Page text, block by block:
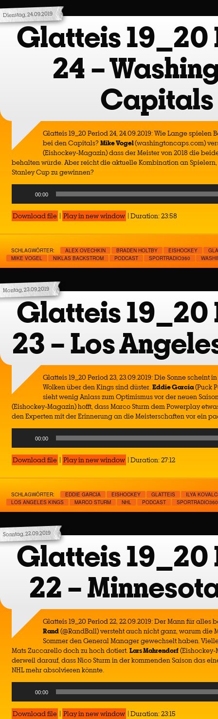
Dienstag, 24.09.2019
Glatteis 19_20
24 –
Capitals
Glatteis 19_20 Period 24, 24.09.2019: Wie Lange spielen
bei den Capitals? Mike Vogel(washingtoncaps.com)
(Eishockey-Magazin) dass der Meister von 2018 die
behalten würde. Aber reicht die aktuelle Kombination an
Stanley Cup zu gewinnen?
00:00
Download file | Play in new window | Duration: 23:58
SCHLAGWÖRTER: ALEX OVECHKIN BRADEN HOLTBY EISHOCKEY
MIKE VOGEL
NIKLAS BACKSTROM PODCAST SPORTRADIO360
Montag, 23.09.2019
Glatteis 19_20
23 – Los
Glatteis 19_20 Period 23, 23.09.2019: Die Sonne scheint
Wolken über den Kings sind düster.Eddie Garcia(Puck
sieht wenig Anlass zum Optimismus vor der neuen
(Eishockey-Magazin) hofft, dass Marco Sturm dem Powerplay
den Experten mit der Erinnerung an die Meisterschaften vor ein
00:00
Download file | Play in new window | Duration: 27:12
SCHLAGWÖRTER: EDDIE GARCIA EISHOCKEY GLATTEIS
ILYA
LOS ANGELES KINGS
MARCO STURM NHL PODCAST SPORTRADIO360
Sonntag, 22.09.2019
Glatteis 19_20
22 –
Glatteis 19_20 Period 22, 22.09.2019: Der Mann für alles
Rand(@RandBall) versteht auch nicht ganz, warum die
Sommer den General Manager gewechselt haben.
Mats Zuccarello doch zu hoch dotiert.LarsMahrendorf
derweil darauf, dass Nico Sturm in der kommenden Saison das
NHL mehr absolvieren könnte.
00:00
Download file | Play in new window | Duration: 23:15